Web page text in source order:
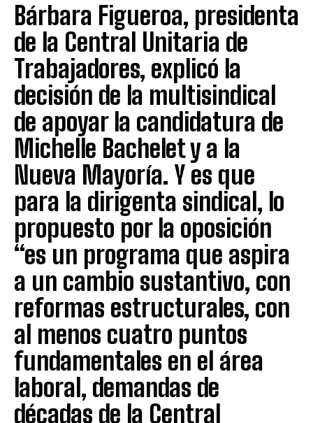
Bárbara Figueroa, presidenta
de la Central Unitaria de
Trabajadores, explicó la
decisión de la multisindical
de apoyar la candidatura de
Michelle Bachelet y a la
Nueva Mayoría. Y es que
para la dirigenta sindical, lo
propuesto por la oposición
“es un programa que aspira
a un cambio sustantivo, con
reformas estructurales, con
al menos cuatro puntos
fundamentales en el área
laboral, demandas de
décadas de la Central